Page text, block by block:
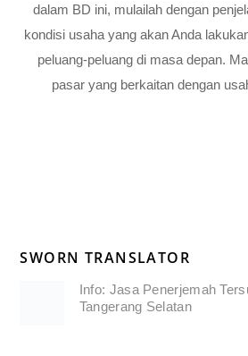
dalam BD ini, mulailah dengan
kondisi usaha yang akan Anda
peluang-peluang di masa depan.
pasar yang berkaitan dengan
SWORN TRANSLATOR
Info: Jasa Penerjemah
Tangerang Selatan